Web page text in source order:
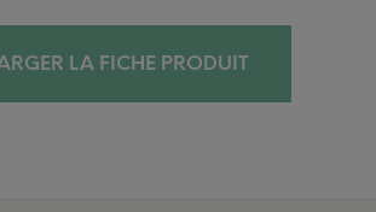
LA FICHE PRODUIT